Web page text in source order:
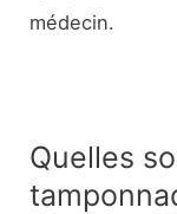
médecin.
Quelles